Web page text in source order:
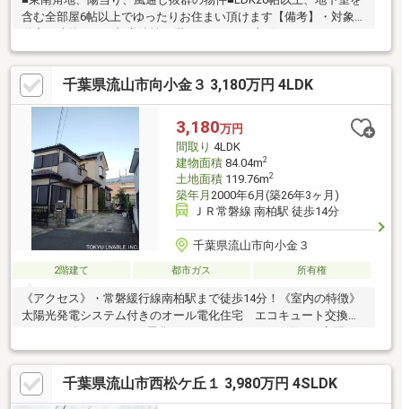
含む全部屋6帖以上でゆったりお住まい頂けます【備考】・対象不
す。・建物契約不適合免責・設備修補義務免責とさせて頂きま
す。【メンテナンス履歴】1999年12月外壁塗装・屋上、ベランダ
防水
千葉県流山市向小金３ 3,180万円 4LDK
3,180万円
間取り 4LDK
建物面積84.04m2
土地面積119.76m2
築年月 2000年6月(築26年3ヶ月)
ＪＲ常磐線 南柏駅 徒歩14分
千葉県流山市向小金３
2階建て 都市ガス 所有権
《アクセス》・常磐緩行線南柏駅まで徒歩14分！《室内の特徴》
太陽光発電システム付きのオール電化住宅 エコキュート交換済
(２０２５年)！・オール電化システムのため、ガス漏れの心配も
いりません。またIHクッキングヒーターを設置しておりますの
で、 お手入れもしやすいです。・1階と2階にトイレがありま
す。・南西側にお庭があり、リビングおよび和室から植栽を望め
ます。《道路・方位等》・前面道路は通りぬけができないため、
千葉県流山市西松ケ丘１ 3,980万円 4SLDK